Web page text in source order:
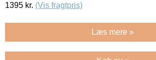
1395 kr. (Vis fragtpris)
Læs mere »